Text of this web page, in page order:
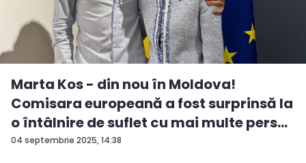
04 septembrie 2025, 14:38
Marta Kos - din nou în Moldova!
Comisara europeană a fost surprinsă la
o întâlnire de suflet cu mai multe pers...